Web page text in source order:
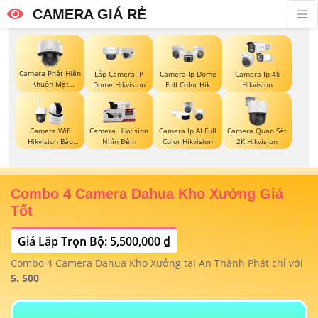
CAMERA GIÁ RẺ
Camera Phát Hiện
Khuôn Mặt
Hikvision
Lắp Camera IP
Dome Hikvision
Camera Ip Dome
Full Color Hik
Camera Ip 4k
Hikvision
Camera Wifi
Hikvision Báo
Động
Camera Hikvision
Nhìn Đêm
Camera Ip AI Full
Color Hikvision
Camera Quan Sát
2K Hikvision
Combo 4 Camera Dahua Kho Xưởng Giá
Tốt
Giá Lắp Trọn Bộ: 5,500,000 ₫
Combo 4 Camera Dahua Kho Xưởng tại An Thành Phát chỉ với
5. 500